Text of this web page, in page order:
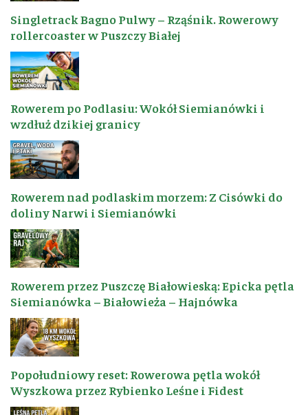
Singletrack Bagno Pulwy – Rząśnik. Rowerowy
rollercoaster w Puszczy Białej
Rowerem po Podlasiu: Wokół Siemianówki i
wzdłuż dzikiej granicy
Rowerem nad podlaskim morzem: Z Cisówki do
doliny Narwi i Siemianówki
Rowerem przez Puszczę Białowieską: Epicka pętla
Siemianówka – Białowieża – Hajnówka
Popołudniowy reset: Rowerowa pętla wokół
Wyszkowa przez Rybienko Leśne i Fidest